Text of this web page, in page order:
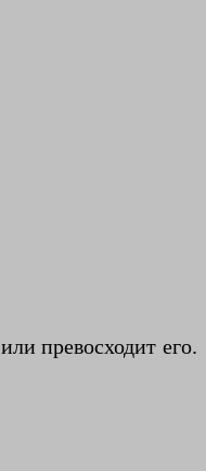
превосходит его.